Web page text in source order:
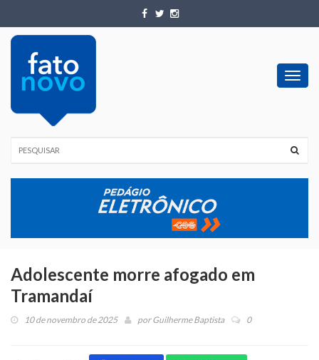
Adolescente morre afogado em
Tramandaí
10 de novembro de 2025 porGuilherme Baptista 0